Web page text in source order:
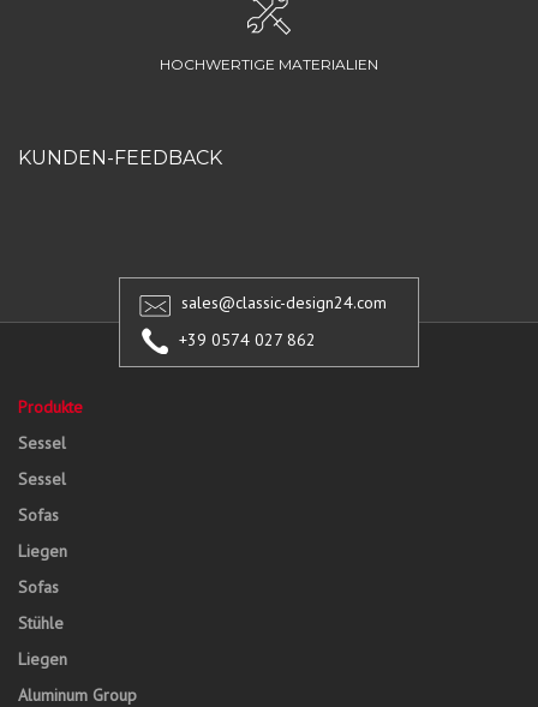
HOCHWERTIGE MATERIALIEN
KUNDEN-FEEDBACK
sales@classic-design24.com
+39 0574 027 862
Produkte
Sessel
Sessel
Sofas
Liegen
Sofas
Stühle
Liegen
Aluminum Group